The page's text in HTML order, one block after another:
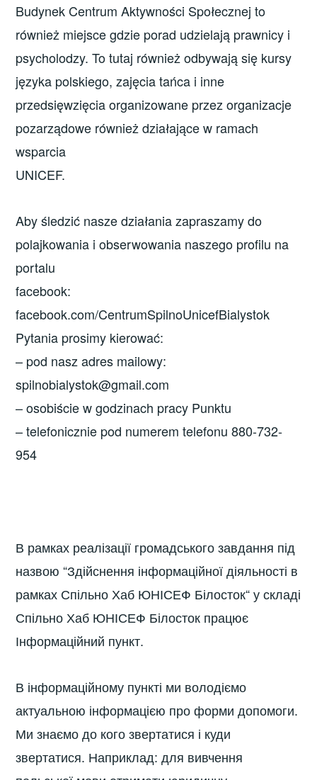
Budynek Centrum Aktywności Społecznej to
również miejsce gdzie porad udzielają prawnicy i
psycholodzy. To tutaj również odbywają się kursy
języka polskiego, zajęcia tańca i inne
przedsięwzięcia organizowane przez organizacje
pozarządowe również działające w ramach
wsparcia
UNICEF.
Aby śledzić nasze działania zapraszamy do
polajkowania i obserwowania naszego profilu na
portalu
facebook:
facebook.com/CentrumSpilnoUnicefBialystok
Pytania prosimy kierować:
– pod nasz adres mailowy:
spilnobialystok@gmail.com
– osobiście w godzinach pracy Punktu
– telefonicznie pod numerem telefonu 880-732-
954
В рамках реалізації громадського завдання під
назвою “Здійснення інформаційної діяльності в
рамках Спільно Хаб ЮНІСЕФ Білосток“ у складі
Спільно Хаб ЮНІСЕФ Білосток працює
Інформаційний пункт.
В інформаційному пункті ми володіємо
актуальною інформацією про форми допомоги.
Ми знаємо до кого звертатися і куди
звертатися. Наприклад: для вивчення